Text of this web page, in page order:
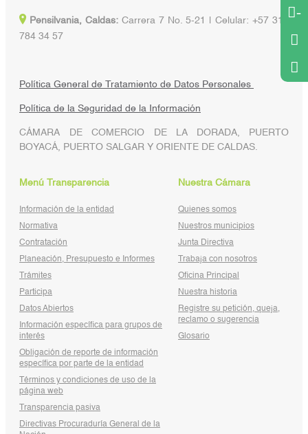
-
Pensilvania, Caldas:Carrera 7 No. 5-21 | Celular: +57 314
784 34 57
Política General de Tratamiento de Datos Personales
Política de la Seguridad de la Información
CÁMARA DE COMERCIO DE LA DORADA, PUERTO
BOYACÁ, PUERTO SALGAR Y ORIENTE DE CALDAS.
Menú Transparencia
Información de la entidad
Normativa
Contratación
Planeación, Presupuesto e Informes
Trámites
Participa
Datos Abiertos
Información específica para grupos de
interés
Obligación de reporte de información
específica por parte de la entidad
Términos y condiciones de uso de la
página web
Transparencia pasiva
Directivas Procuraduría General de la
Nuestra Cámara
Quienes somos
Nuestros municipios
Junta Directiva
Trabaja con nosotros
Oficina Principal
Nuestra historia
Registre su petición, queja,
reclamo o sugerencia
Glosario